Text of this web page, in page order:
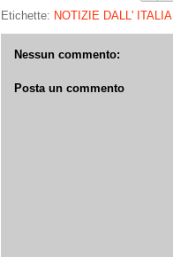
Etichette: NOTIZIE DALL' ITALIA
Nessun commento:
Posta un commento